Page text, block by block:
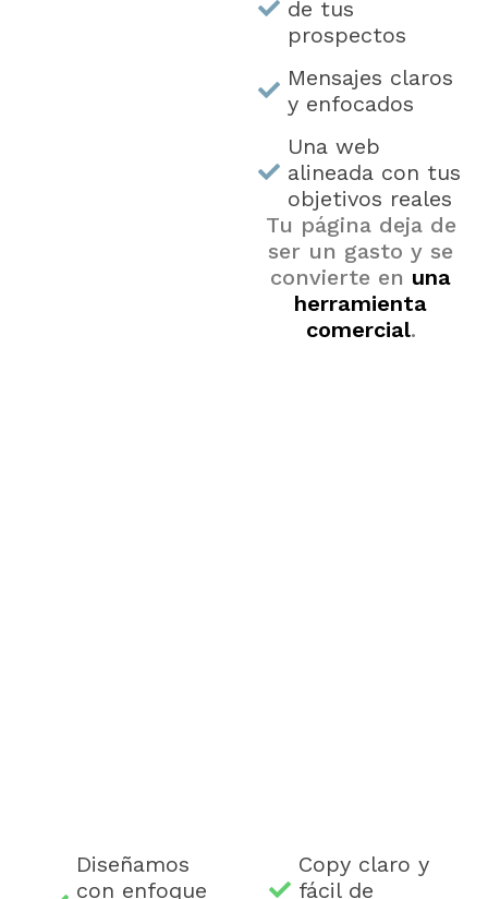
de tus
prospectos
Mensajes claros
y enfocados
Una web
alineada con tus
objetivos reales
Tu página deja de
ser un gasto y se
convierte en una
herramienta
comercial.
Diseñamos
con enfoque
Copy claro y
fácil de